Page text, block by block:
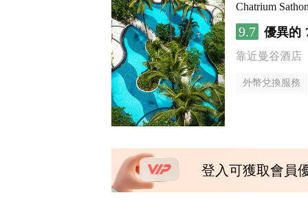
Chatrium
9.7 優異的
靠近曼谷酒店
外幣兌換服務
登入可獲取會員